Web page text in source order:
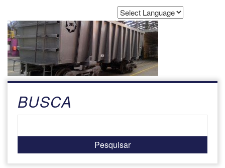
Powered by
BUSCA